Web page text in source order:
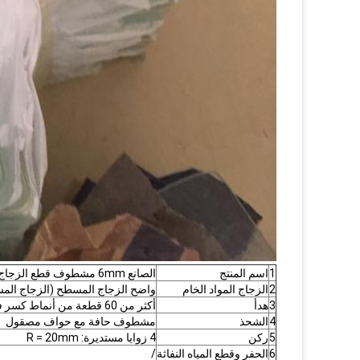
1اسم المنتج
الصانع 6mm مشطوف قطع الزجاج الأسعار
2الزجاج المواد الخام
واضح الزجاج المسطح (الزجاج
3هدأ
أكثر من 60 قطعة من أنماط كسر في مربع 50 × 50MM
4الشحذ
مشطوف حافة مع حواف مصقول
5ركن
4 زوايا مستديرة: R = 20mm
6الحفر وقطع المياه النفاثة/